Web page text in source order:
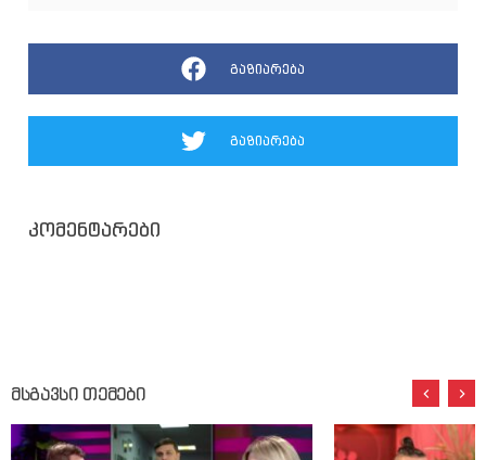
გაზიარება
გაზიარება
კომენტარები
მსგავსი თემები